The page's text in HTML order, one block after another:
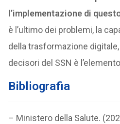
l’implementazione di
è l’ultimo dei problemi, la
della trasformazione
decisori del SSN è
Bibliografia
– Ministero della Salute.